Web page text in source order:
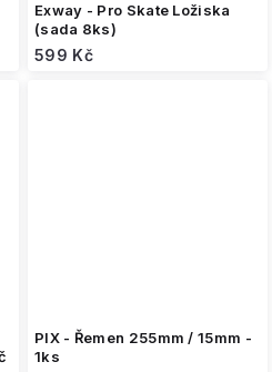
Exway - Pro Skate Ložiska
(sada 8ks)
599 Kč
PIX - Řemen 255mm / 15mm -
1ks